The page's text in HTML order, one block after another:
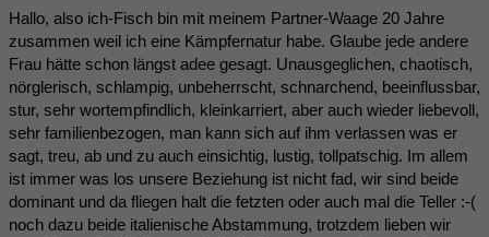
Hallo, also ich-Fisch bin mit meinem Partner-Waage 20 Jahre
zusammen weil ich eine Kämpfernatur habe. Glaube jede andere
Frau hätte schon längst adee gesagt. Unausgeglichen, chaotisch,
nörglerisch, schlampig, unbeherrscht, schnarchend, beeinflussbar,
stur, sehr wortempfindlich, kleinkarriert, aber auch wieder liebevoll,
sehr familienbezogen, man kann sich auf ihm verlassen was er
sagt, treu, ab und zu auch einsichtig, lustig, tollpatschig. Im allem
ist immer was los unsere Beziehung ist nicht fad, wir sind beide
dominant und da fliegen halt die fetzten oder auch mal die Teller :-(
noch dazu beide italienische Abstammung, trotzdem lieben wir